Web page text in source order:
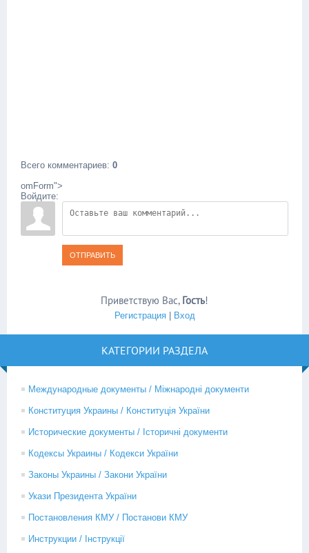
Всего комментариев: 0
omForm">
Войдите:
ОТПРАВИТЬ
Приветствую Вас, Гость!
Регистрация| Вход
КАТЕГОРИИ РАЗДЕЛА
Международные документы / Міжнародні документи
Конституция Украины / Конституція України
Исторические документы / Історичні документи
Кодексы Украины / Кодекси України
Законы Украины / Закони України
Укази Президента України
Постановления КМУ / Постанови КМУ
Инструкции / Інструкції